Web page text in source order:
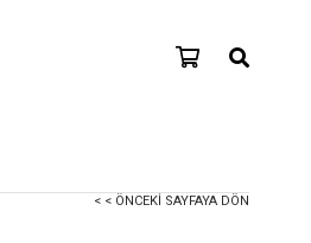
< < ÖNCEKI SAYFAYA DÖN